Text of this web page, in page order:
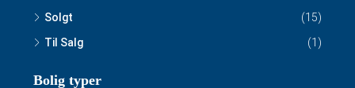
Solgt
(15)
Til Salg
(1)
Bolig typer